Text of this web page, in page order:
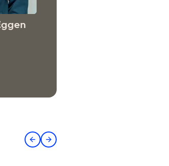
Previous slide
Next slide